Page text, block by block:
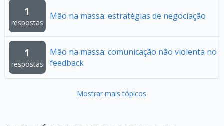
1
respostas
Mão na massa: estratégias de negociação
1
respostas
Mão na massa: comunicação não violenta no
feedback
Mostrar mais tópicos